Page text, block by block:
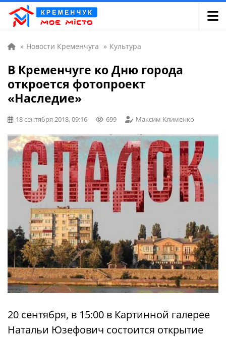
» Новости Кременчуга » Культура
В Кременчуге ко Дню города
откроется фотопроект
«Наследие»
18 сентября 2018, 09:16 699 Максим Клименко
20 сентября, в 15:00 в Картинной галерее
Натальи Юзефович состоится открытие